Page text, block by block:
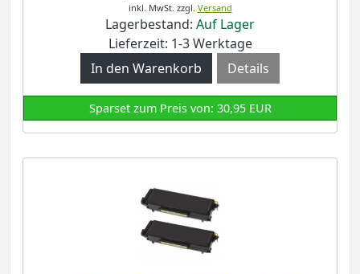
inkl. MwSt. zzgl. Versand
Lagerbestand: Auf Lager
Lieferzeit: 1-3 Werktage
Details
Sparset zum Preis von: 30,95 EUR